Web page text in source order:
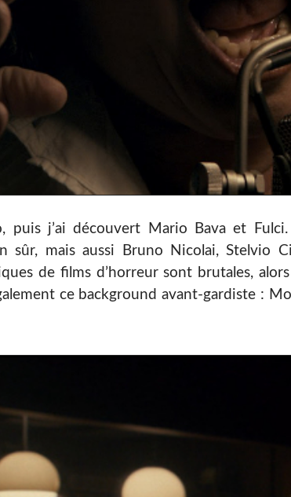
puis j’ai découvert Mario Bava et
sûr, mais aussi Bruno Nicolai, Stelvio
de films d’horreur sont brutales,
ce background avant-gardiste :